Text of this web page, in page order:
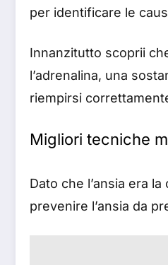
per identificare le
Innanzitutto scoprii
l’adrenalina, una
riempirsi
Migliori tecniche
Dato che l’ansia era
prevenire l’ansia da